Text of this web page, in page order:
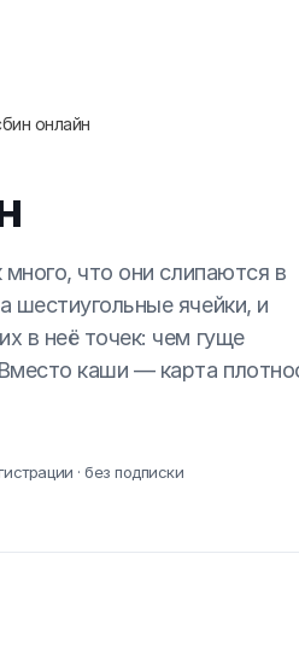
онлайн
много, что они слипаются в
шестиугольные ячейки, и
в неё точек: чем гуще
каши — карта
· без подписки